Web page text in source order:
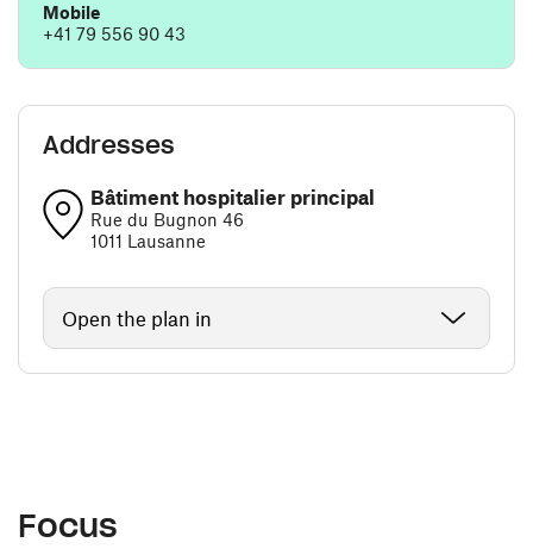
Mobile
+41 79 556 90 43
Addresses
Bâtiment hospitalier principal
Rue du Bugnon 46
1011 Lausanne
Open the plan in
Focus